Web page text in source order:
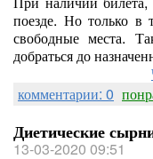
поезде. Но только в
свободные места.
добраться до
комментарии: 0
Диетические
13-03-2020 09:51